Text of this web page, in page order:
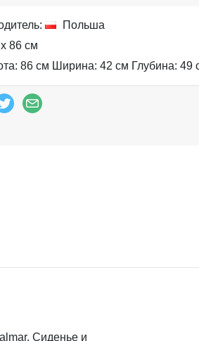
Польша
86 см
86 см Ширина: 42 см Глубина: 49
Сиденье и